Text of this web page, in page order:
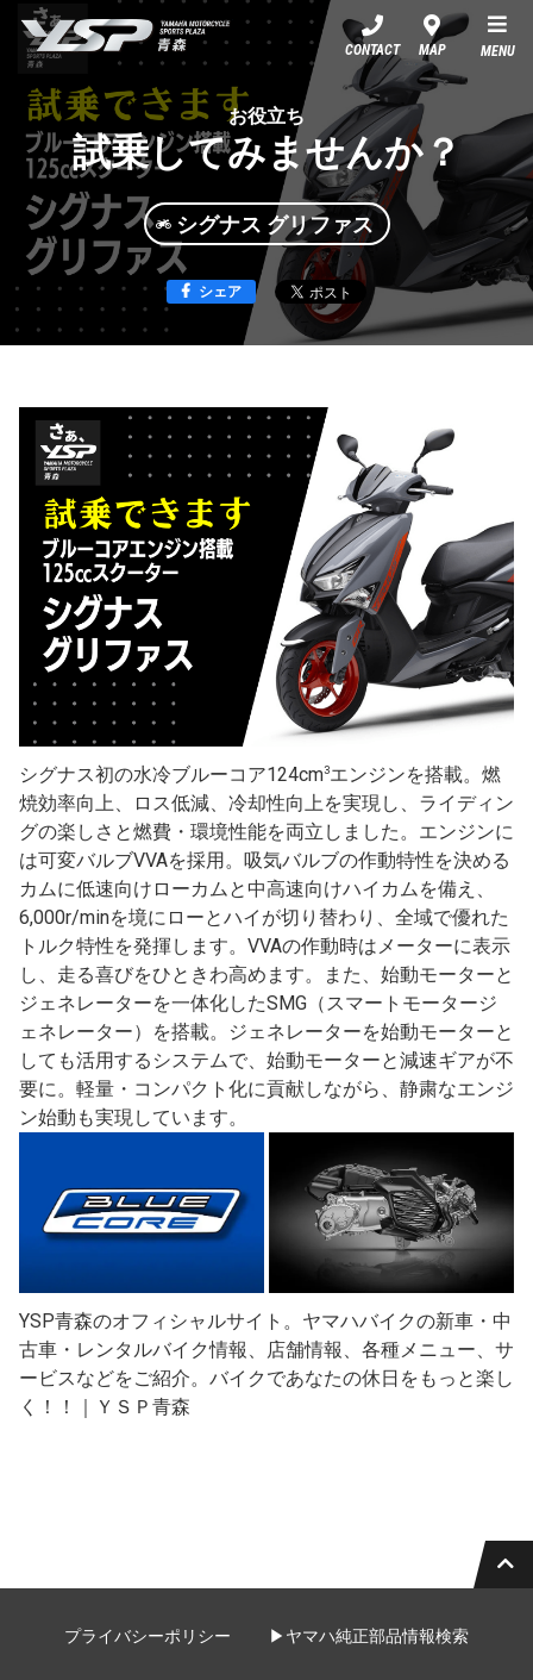
YSP青森
CONTACT MAP MENU
お役立ち
試乗してみませんか？
シグナス グリファス
シェア
シグナス初の水冷ブルーコア124cm3エンジンを搭載。燃
焼効率向上、ロス低減、冷却性向上を実現し、ライディン
グの楽しさと燃費・環境性能を両立しました。エンジンに
は可変バルブVVAを採用。吸気バルブの作動特性を決める
カムに低速向けローカムと中高速向けハイカムを備え、
6,000r/minを境にローとハイが切り替わり、全域で優れた
トルク特性を発揮します。VVAの作動時はメーターに表示
し、走る喜びをひときわ高めます。また、始動モーターと
ジェネレーターを一体化したSMG（スマートモータージ
ェネレーター）を搭載。ジェネレーターを始動モーターと
しても活用するシステムで、始動モーターと減速ギアが不
要に。軽量・コンパクト化に貢献しながら、静粛なエンジ
ン始動も実現しています。
YSP青森のオフィシャルサイト。ヤマハバイクの新車・中
古車・レンタルバイク情報、店舗情報、各種メニュー、サ
ービスなどをご紹介。バイクであなたの休日をもっと楽し
く！！｜ＹＳＰ青森
プライバシーポリシー ▶ヤマハ純正部品情報検索